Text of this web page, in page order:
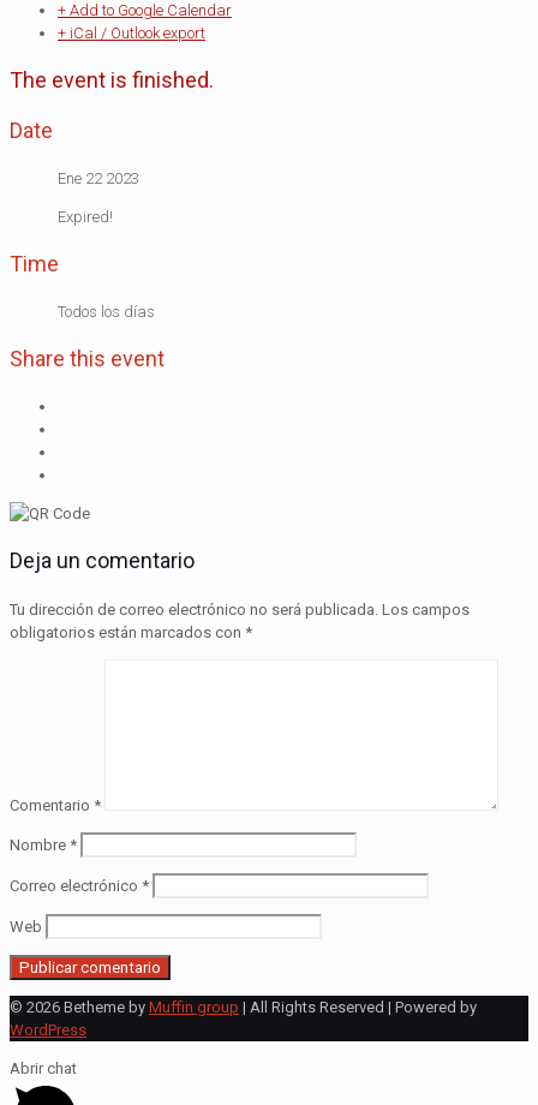
+ Add to Google Calendar
+ iCal / Outlook export
The event is finished.
Date
Ene 22 2023
Expired!
Time
Todos los días
Share this event
Deja un comentario
Tu dirección de correo electrónico no será publicada. Los campos
obligatorios están marcados con *
Comentario *
Nombre *
Correo electrónico *
Web
© 2026 Betheme by Muffin group | All Rights Reserved | Powered by
WordPress
Abrir chat